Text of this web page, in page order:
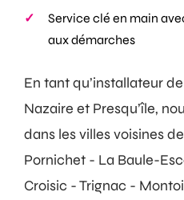
Service clé en main
aux démarches
En tant qu’installateur
Nazaire et Presqu’île,
dans les villes voisines
Pornichet - La Baule-
Croisic - Trignac -